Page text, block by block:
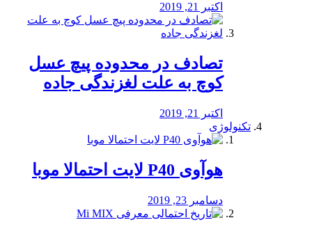
اکتبر 21, 2019
تصادف در محدوده پیچ عسل
کوچ به علت لغزندگی جاده
اکتبر 21, 2019
تکنولوژی
هوآوی P40 لایت احتمالا موبا
دسامبر 23, 2019